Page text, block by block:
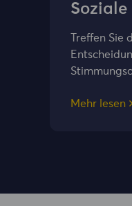
Soziale
Treffen
Mehr lesen